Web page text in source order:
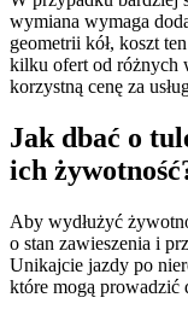
wymiana wymaga
geometrii kół, koszt
kilku ofert od różnych
korzystną cenę za
Jak dbać o
ich
Aby wydłużyć
o stan zawieszenia i
Unikajcie jazdy po
które mogą prowadzić